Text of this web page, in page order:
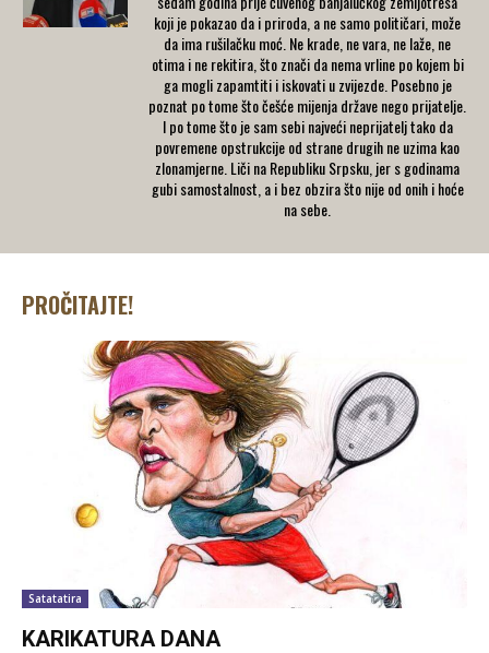
koji je pokazao da i priroda, a ne samo političari, može
da ima rušilačku moć. Ne krade, ne vara, ne laže, ne
otima i ne rekitira, što znači da nema vrline po kojem bi
ga mogli zapamtiti i iskovati u zvijezde. Posebno je
poznat po tome što češće mijenja države nego prijatelje.
I po tome što je sam sebi najveći neprijatelj tako da
povremene opstrukcije od strane drugih ne uzima kao
zlonamjerne. Liči na Republiku Srpsku, jer s godinama
gubi samostalnost, a i bez obzira što nije od onih i hoće
na sebe.
PROČITAJTE!
Satatatira
KARIKATURA DANA